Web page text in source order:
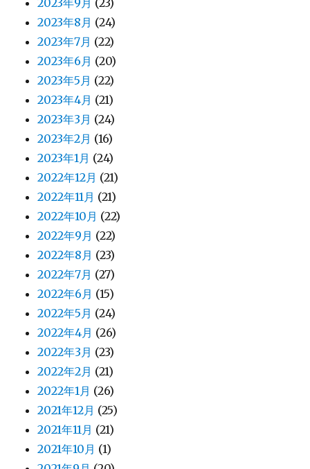
2023年9月 (23)
2023年8月 (24)
2023年7月 (22)
2023年6月 (20)
2023年5月 (22)
2023年4月 (21)
2023年3月 (24)
2023年2月 (16)
2023年1月 (24)
2022年12月 (21)
2022年11月 (21)
2022年10月 (22)
2022年9月 (22)
2022年8月 (23)
2022年7月 (27)
2022年6月 (15)
2022年5月 (24)
2022年4月 (26)
2022年3月 (23)
2022年2月 (21)
2022年1月 (26)
2021年12月 (25)
2021年11月 (21)
2021年10月 (1)